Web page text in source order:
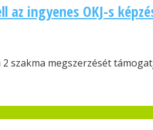
ingyenes OKJ-s
szakma megszerzését